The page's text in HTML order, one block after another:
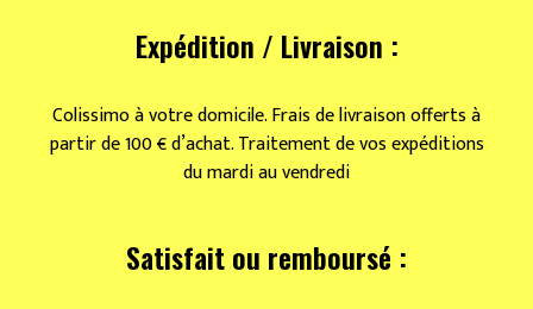
Expédition / Livraison :
Colissimo à votre domicile. Frais de livraison offerts à
partir de 100 € d’achat. Traitement de vos expéditions
du mardi au vendredi
Satisfait ou remboursé :